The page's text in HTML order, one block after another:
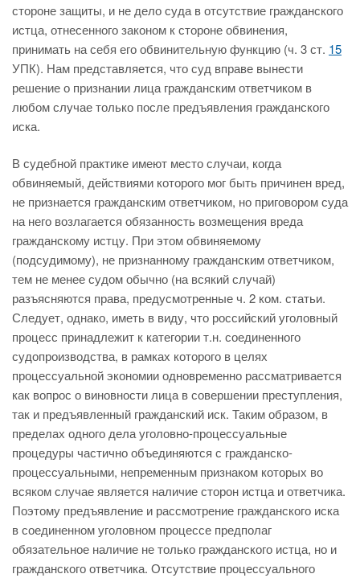
стороне защиты, и не дело суда в отсутствие гражданского
истца, отнесенного законом к стороне обвинения,
принимать на себя его обвинительную функцию (ч. 3 ст. 15
УПК). Нам представляется, что суд вправе вынести
решение о признании лица гражданским ответчиком в
любом случае только после предъявления гражданского
иска.
В судебной практике имеют место случаи, когда
обвиняемый, действиями которого мог быть причинен вред,
не признается гражданским ответчиком, но приговором суда
на него возлагается обязанность возмещения вреда
гражданскому истцу. При этом обвиняемому
(подсудимому), не признанному гражданским ответчиком,
тем не менее судом обычно (на всякий случай)
разъясняются права, предусмотренные ч. 2 ком. статьи.
Следует, однако, иметь в виду, что российский уголовный
процесс принадлежит к категории т.н. соединенного
судопроизводства, в рамках которого в целях
процессуальной экономии одновременно рассматривается
как вопрос о виновности лица в совершении преступления,
так и предъявленный гражданский иск. Таким образом, в
пределах одного дела уголовно-процессуальные
процедуры частично объединяются с гражданско-
процессуальными, непременным признаком которых во
всяком случае является наличие сторон истца и ответчика.
Поэтому предъявление и рассмотрение гражданского иска
в соединенном уголовном процессе предполаг
обязательное наличие не только гражданского истца, но и
гражданского ответчика. Отсутствие процессуального